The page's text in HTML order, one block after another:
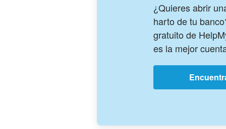
¿Quieres abrir
harto de tu
gratuito de
es la mejor